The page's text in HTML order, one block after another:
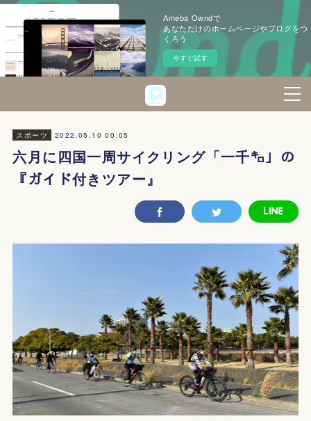
Ameba Owndで
あなただけのホームページやブログをつ
くろう
今すぐ試す
スポーツ 2022.05.10 00:05
六月に四国一周サイクリング「一千㌔」の
『ガイド付きツアー』